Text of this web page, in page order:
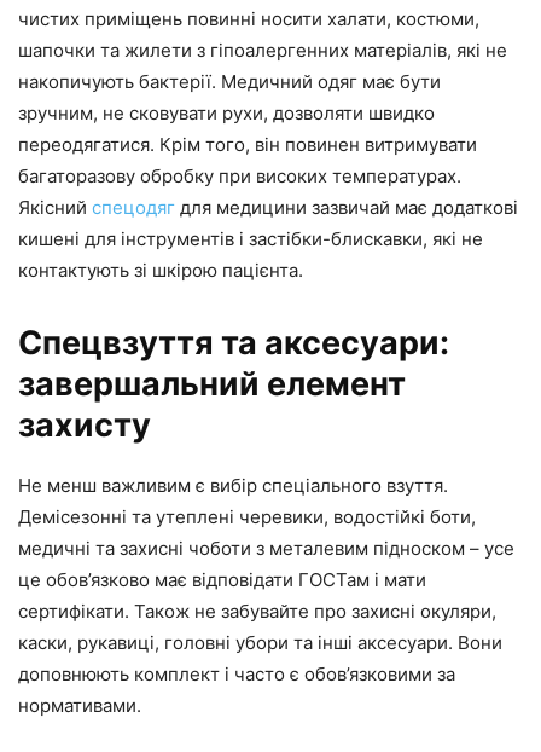
чистих приміщень повинні носити халати, костюми,
шапочки та жилети з гіпоалергенних матеріалів, які не
накопичують бактерії. Медичний одяг має бути
зручним, не сковувати рухи, дозволяти швидко
переодягатися. Крім того, він повинен витримувати
багаторазову обробку при високих температурах.
Якісний спецодяг для медицини зазвичай має додаткові
кишені для інструментів і застібки-блискавки, які не
контактують зі шкірою пацієнта.
Спецвзуття та аксесуари:
завершальний елемент
захисту
Не менш важливим є вибір спеціального взуття.
Демісезонні та утеплені черевики, водостійкі боти,
медичні та захисні чоботи з металевим підноском – усе
це обов’язково має відповідати ГОСТам і мати
сертифікати. Також не забувайте про захисні окуляри,
каски, рукавиці, головні убори та інші аксесуари. Вони
доповнюють комплект і часто є обов’язковими за
нормативами.